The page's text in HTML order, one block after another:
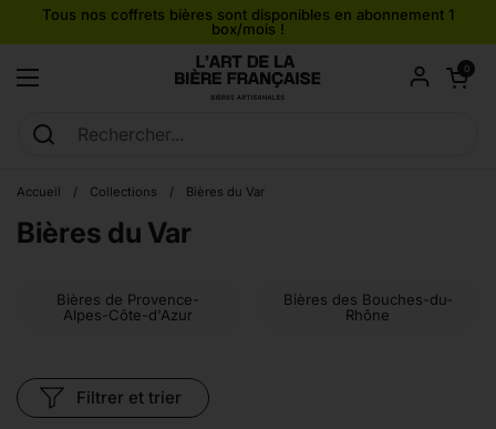
Passer au contenu
Tous nos coffrets bières sont disponibles en abonnement 1
box/mois !
Ouvrir le menu
Ouvrir le
0
Accueil / Collections / Bières du Var
Bières du Var
Bières de Provence-
Alpes-Côte-d'Azur
Bières des Bouches-du-
Rhône
Filtrer et trier